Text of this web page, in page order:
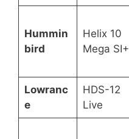
Hummin
bird
Helix 10
Mega SI+
Lowranc
e
HDS-12
Live